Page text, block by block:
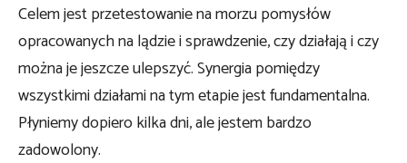
Celem jest przetestowanie na morzu pomysłów
opracowanych na lądzie i sprawdzenie, czy działają i czy
można je jeszcze ulepszyć. Synergia pomiędzy
wszystkimi działami na tym etapie jest fundamentalna.
Płyniemy dopiero kilka dni, ale jestem bardzo
zadowolony.